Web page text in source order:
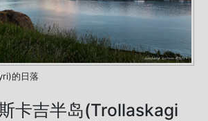
的日落
卡吉半岛(Trollaskagi